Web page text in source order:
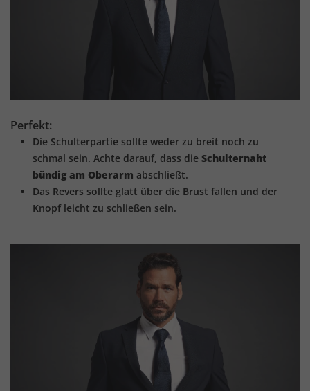
Perfekt:
Die Schulterpartie sollte weder zu breit noch zu
schmal sein. Achte darauf, dass die Schulternaht
bündig am Oberarm abschließt.
Das Revers sollte glatt über die Brust fallen und der
Knopf leicht zu schließen sein.